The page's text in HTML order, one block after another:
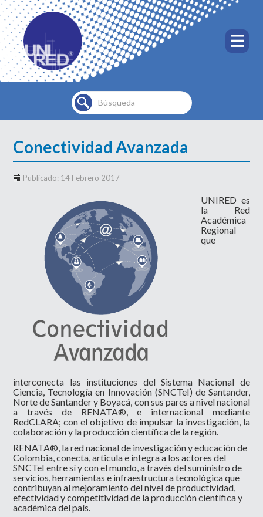
Buscar...
Conectividad Avanzada
Publicado: 14 Febrero 2017
UNIRED es
la Red
Académica
Regional
que
interconecta las instituciones del Sistema Nacional de
Ciencia, Tecnología en Innovación (SNCTeI) de Santander,
Norte de Santander y Boyacá, con sus pares a nivel nacional
a través de RENATA®, e internacional mediante
RedCLARA; con el objetivo de impulsar la investigación, la
colaboración y la producción científica de la región.
RENATA®, la red nacional de investigación y educación de
Colombia, conecta, articula e integra a los actores del
SNCTeI entre sí y con el mundo, a través del suministro de
servicios, herramientas e infraestructura tecnológica que
contribuyan al mejoramiento del nivel de productividad,
efectividad y competitividad de la producción científica y
académica del país.